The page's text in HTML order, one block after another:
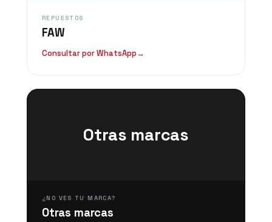
REPUESTOS
FAW
Consultar por WhatsApp→
Otras marcas
¿NO VES TU MARCA?
Otras marcas